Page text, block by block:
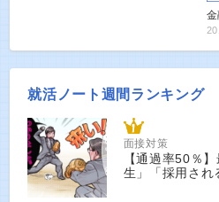
就活ノート週間ランキング
面接対策
【通過率50％
生」「採用され